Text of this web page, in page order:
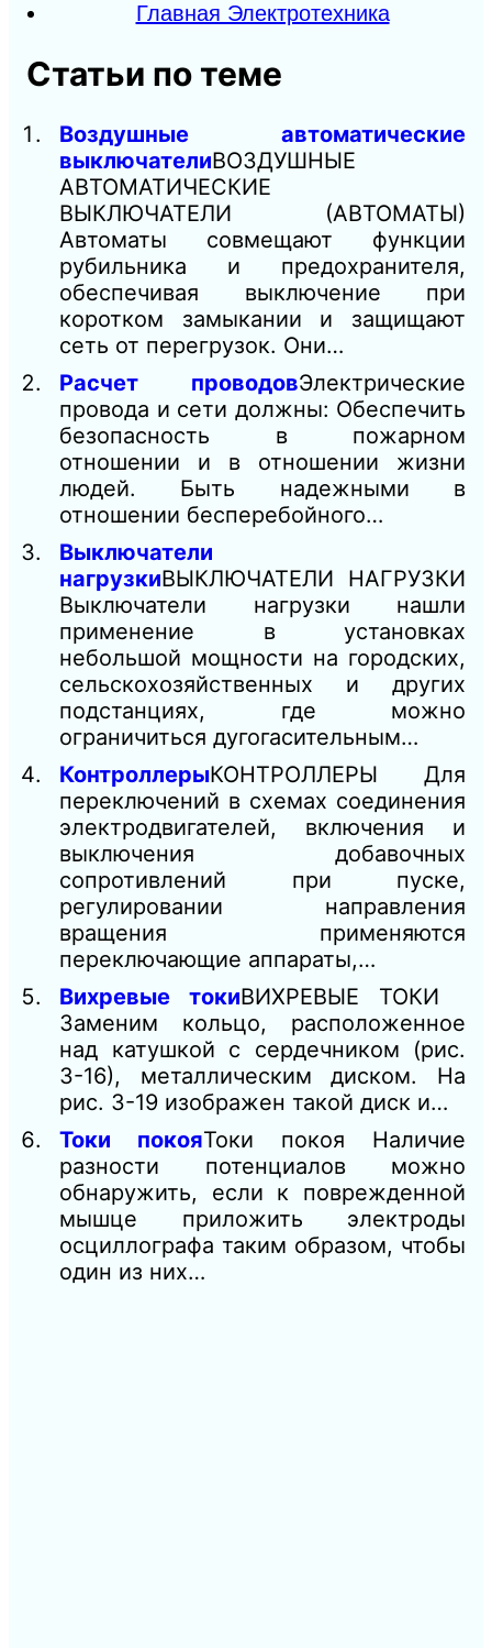
Главная Электротехника
Статьи по теме
Воздушные автоматические
выключателиВОЗДУШНЫЕ
АВТОМАТИЧЕСКИЕ
ВЫКЛЮЧАТЕЛИ (АВТОМАТЫ)
Автоматы совмещают функции
рубильника и предохранителя,
обеспечивая выключение при
коротком замыкании и защищают
сеть от перегрузок. Они…
Расчет проводовЭлектрические
провода и сети должны: Обеспечить
безопасность в пожарном
отношении и в отношении жизни
людей. Быть надежными в
отношении бесперебойного…
Выключатели
нагрузкиВЫКЛЮЧАТЕЛИ НАГРУЗКИ
Выключатели нагрузки нашли
применение в установках
небольшой мощности на городских,
сельскохозяйственных и других
подстанциях, где можно
ограничиться дугогасительным…
КонтроллерыКОНТРОЛЛЕРЫ Для
переключений в схемах соединения
электродвигателей, включения и
выключения добавочных
сопротивлений при пуске,
регулировании направления
вращения применяются
переключающие аппараты,…
Вихревые токиВИХРЕВЫЕ ТОКИ
Заменим кольцо, расположенное
над катушкой с сердечником (рис.
3-16), металлическим диском. На
рис. 3-19 изображен такой диск и…
Токи покояТоки покоя Наличие
разности потенциалов можно
обнаружить, если к поврежденной
мышце приложить электроды
осциллографа таким образом, чтобы
один из них…